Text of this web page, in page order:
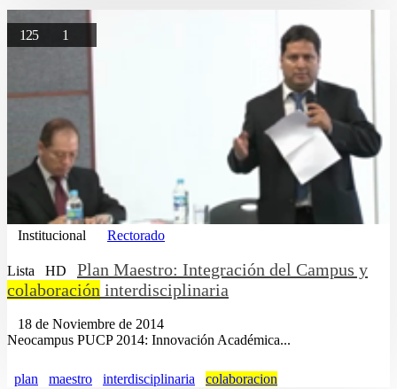
125 1
Institucional Rectorado
Lista HD
Plan Maestro: Integración del Campus y
colaboración interdisciplinaria
18 de Noviembre de 2014
Neocampus PUCP 2014: Innovación Académica...
plan maestro interdisciplinaria colaboracion